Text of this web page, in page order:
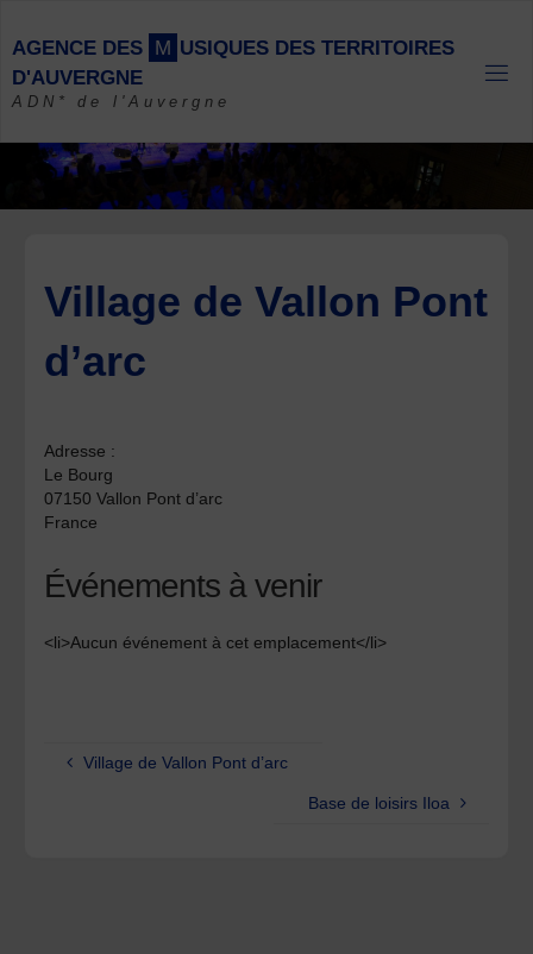
content
AGENCE DES M USIQUES DES TERRITOIRES
D'AUVERGNE
ADN* de l'Auvergne
Village de Vallon Pont
d’arc
Adresse :
Le Bourg
07150 Vallon Pont d’arc
France
Événements à venir
<li>Aucun événement à cet emplacement</li>
Village de Vallon Pont d’arc
Base de loisirs Iloa